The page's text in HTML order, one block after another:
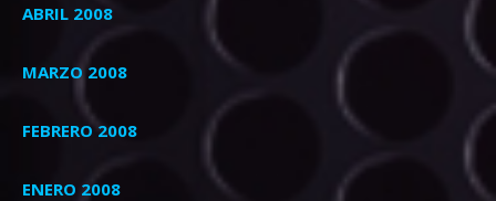
ABRIL 2008
MARZO 2008
FEBRERO 2008
ENERO 2008